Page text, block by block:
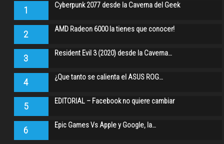
1 Cyberpunk 2077 desde la Caverna del Geek
2 AMD Radeon 6000 la tienes que conocer!
3 Resident Evil 3 (2020) desde la Caverna…
4 ¿Que tanto se calienta el ASUS ROG…
5 EDITORIAL – Facebook no quiere cambiar
6 Epic Games Vs Apple y Google, la…